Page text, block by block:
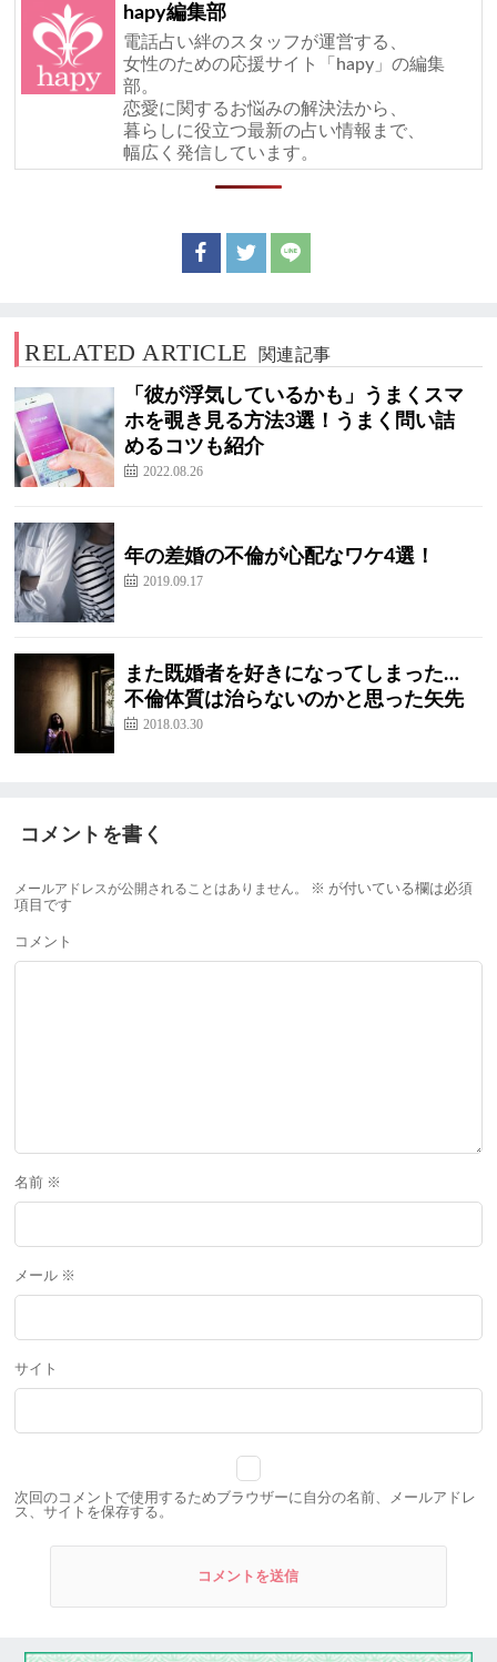
hapy編集部
電話占い絆のスタッフが運営する、
女性のための応援サイト「hapy」の編集
部。
恋愛に関するお悩みの解決法から、
暮らしに役立つ最新の占い情報まで、
幅広く発信しています。
RELATED ARTICLE 関連記事
「彼が浮気しているかも」うまくスマ
ホを覗き見る方法3選！うまく問い詰
めるコツも紹介
2022.08.26
年の差婚の不倫が心配なワケ4選！
2019.09.17
また既婚者を好きになってしまった…
不倫体質は治らないのかと思った矢先
2018.03.30
コメントを書く
メールアドレスが公開されることはありません。 ※ が付いている欄は必須
項目です
コメント
名前 ※
メール ※
サイト
次回のコメントで使用するためブラウザーに自分の名前、メールアドレ
ス、サイトを保存する。